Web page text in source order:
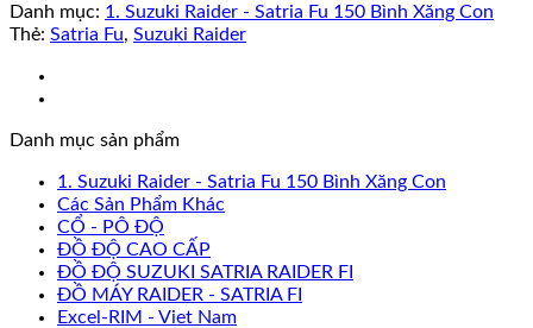
Danh mục: 1. Suzuki Raider - Satria Fu 150 Bình Xăng Con
Thẻ: Satria Fu, Suzuki Raider
Danh mục sản phẩm
1. Suzuki Raider - Satria Fu 150 Bình Xăng Con
Các Sản Phẩm Khác
CỔ - PÔ ĐỘ
ĐỒ ĐỘ CAO CẤP
ĐỒ ĐỘ SUZUKI SATRIA RAIDER FI
ĐỒ MÁY RAIDER - SATRIA FI
Excel-RIM - Viet Nam